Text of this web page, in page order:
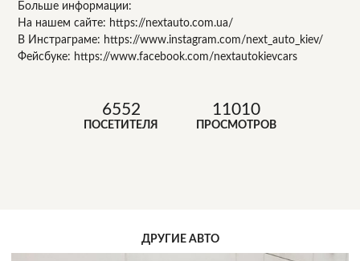
Больше информации:
На нашем сайте: https://nextauto.com.ua/
В Инстраграме: https://www.instagram.com/next_auto_kiev/
Фейсбуке: https://www.facebook.com/nextautokievcars
6552
ПОСЕТИТЕЛЯ
11010
ПРОСМОТРОВ
ДРУГИЕ АВТО